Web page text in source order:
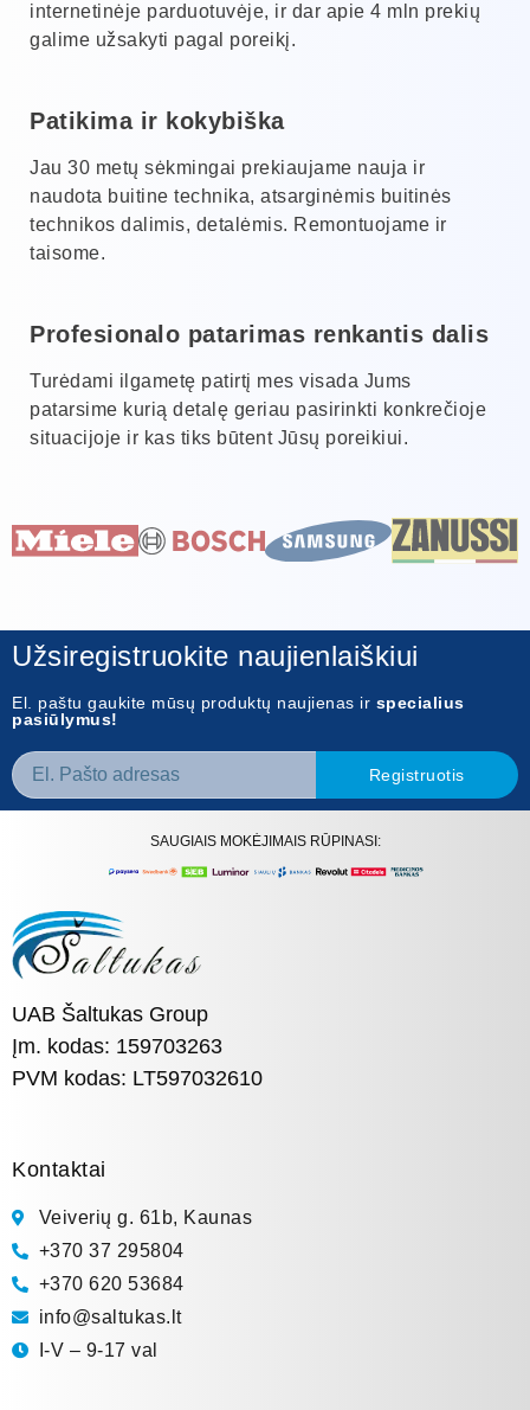
internetinėje parduotuvėje, ir dar apie 4 mln prekių
galime užsakyti pagal poreikį.
Patikima ir kokybiška
Jau 30 metų sėkmingai prekiaujame nauja ir
naudota buitine technika, atsarginėmis buitinės
technikos dalimis, detalėmis. Remontuojame ir
taisome.
Profesionalo patarimas renkantis dalis
Turėdami ilgametę patirtį mes visada Jums
patarsime kurią detalę geriau pasirinkti konkrečioje
situacijoje ir kas tiks būtent Jūsų poreikiui.
Užsiregistruokite naujienlaiškiui
El. paštu gaukite mūsų produktų naujienas ir specialius
pasiūlymus!
Registruotis
SAUGIAIS MOKĖJIMAIS RŪPINASI:
UAB Šaltukas Group
Įm. kodas: 159703263
PVM kodas: LT597032610
Kontaktai
Veiverių g. 61b, Kaunas
+370 37 295804
+370 620 53684
info@saltukas.lt
I-V – 9-17 val